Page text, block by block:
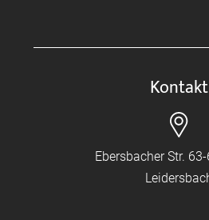
Kontakt
Ebersbacher Str.